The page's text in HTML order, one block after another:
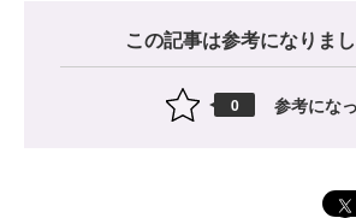
この記事は参考になりま
0 参考にな